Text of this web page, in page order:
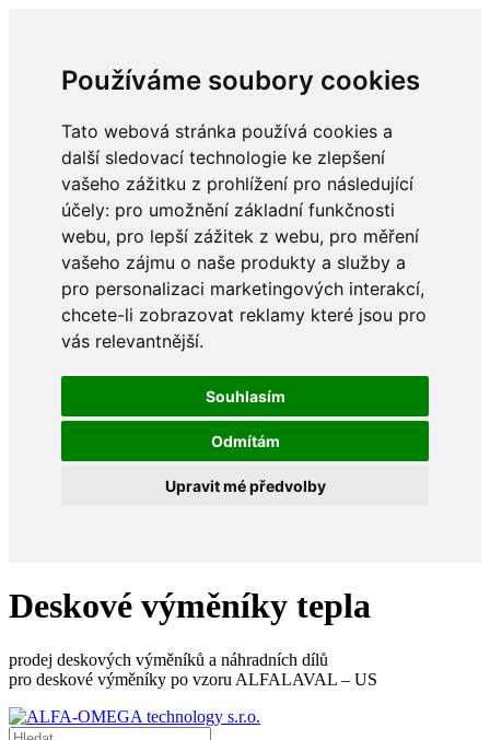
Používáme soubory cookies
Tato webová stránka používá cookies a
další sledovací technologie ke zlepšení
vašeho zážitku z prohlížení pro následující
účely: pro umožnění základní funkčnosti
webu, pro lepší zážitek z webu, pro měření
vašeho zájmu o naše produkty a služby a
pro personalizaci marketingových interakcí,
chcete-li zobrazovat reklamy které jsou pro
vás relevantnější.
Souhlasím
Odmítám
Upravit mé předvolby
Deskové výměníky tepla
prodej deskových výměníků a náhradních dílů
pro deskové výměníky po vzoru ALFALAVAL – US